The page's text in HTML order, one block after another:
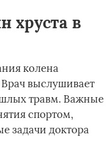
хруста в
колена
выслушивает
травм. Важные
спортом,
задачи доктора